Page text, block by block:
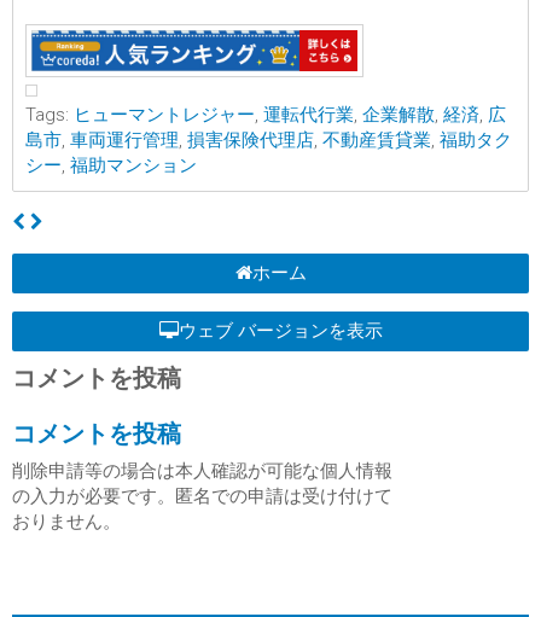
Tags: ヒューマントレジャー 運転代行業 企業解散 経済 広
島市 車両運行管理 損害保険代理店 不動産賃貸業 福助タク
シー 福助マンション
ホーム
ウェブ バージョンを表示
コメントを投稿
コメントを投稿
削除申請等の場合は本人確認が可能な個人情報
の入力が必要です。匿名での申請は受け付けて
おりません。